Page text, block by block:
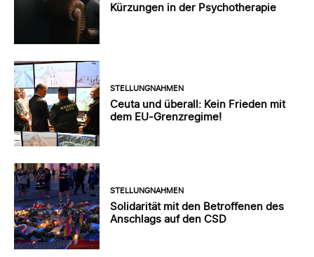
Kürzungen in der Psychotherapie
STELLUNGNAHMEN
Ceuta und überall: Kein Frieden mit
dem EU-Grenzregime!
STELLUNGNAHMEN
Solidarität mit den Betroffenen des
Anschlags auf den CSD